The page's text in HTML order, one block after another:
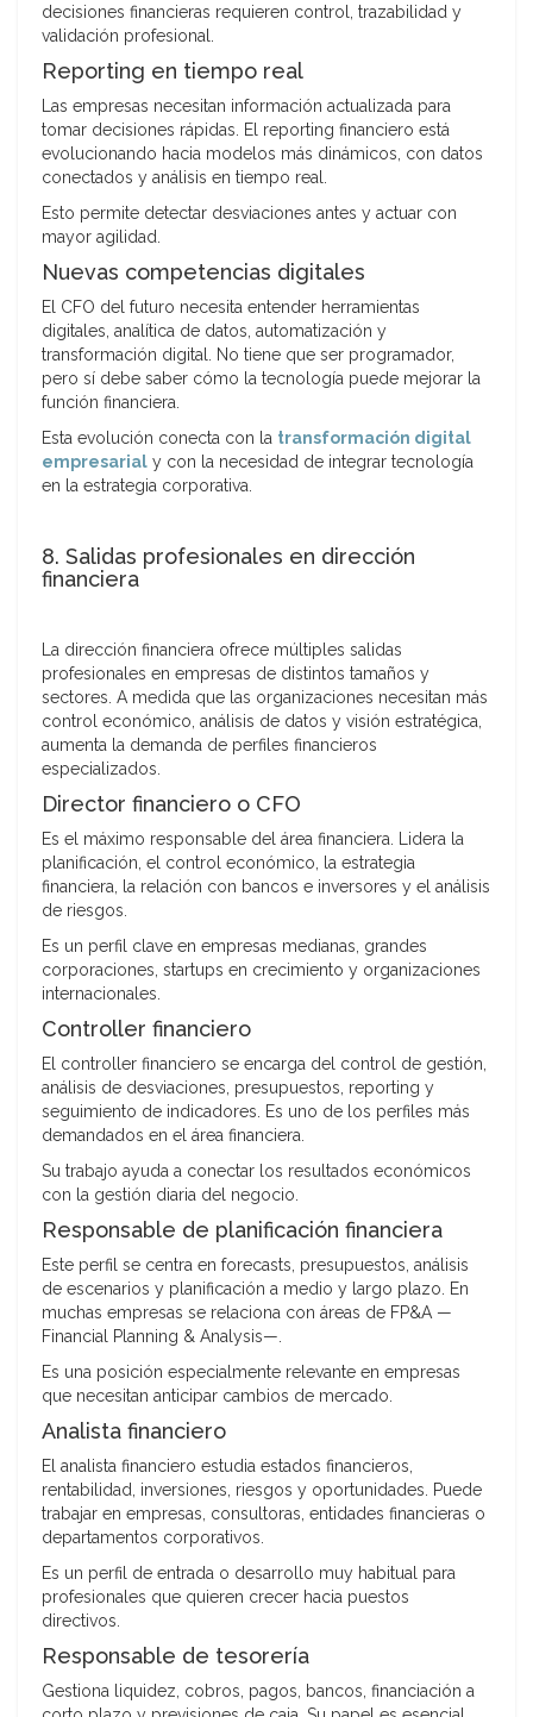
decisiones financieras requieren control, trazabilidad y
validación profesional.
Reporting en tiempo real
Las empresas necesitan información actualizada para
tomar decisiones rápidas. El reporting financiero está
evolucionando hacia modelos más dinámicos, con datos
conectados y análisis en tiempo real.
Esto permite detectar desviaciones antes y actuar con
mayor agilidad.
Nuevas competencias digitales
El CFO del futuro necesita entender herramientas
digitales, analítica de datos, automatización y
transformación digital. No tiene que ser programador,
pero sí debe saber cómo la tecnología puede mejorar la
función financiera.
Esta evolución conecta con la transformación digital
empresarial y con la necesidad de integrar tecnología
en la estrategia corporativa.
8. Salidas profesionales en dirección
financiera
La dirección financiera ofrece múltiples salidas
profesionales en empresas de distintos tamaños y
sectores. A medida que las organizaciones necesitan más
control económico, análisis de datos y visión estratégica,
aumenta la demanda de perfiles financieros
especializados.
Director financiero o CFO
Es el máximo responsable del área financiera. Lidera la
planificación, el control económico, la estrategia
financiera, la relación con bancos e inversores y el análisis
de riesgos.
Es un perfil clave en empresas medianas, grandes
corporaciones, startups en crecimiento y organizaciones
internacionales.
Controller financiero
El controller financiero se encarga del control de gestión,
análisis de desviaciones, presupuestos, reporting y
seguimiento de indicadores. Es uno de los perfiles más
demandados en el área financiera.
Su trabajo ayuda a conectar los resultados económicos
con la gestión diaria del negocio.
Responsable de planificación financiera
Este perfil se centra en forecasts, presupuestos, análisis
de escenarios y planificación a medio y largo plazo. En
muchas empresas se relaciona con áreas de FP&A —
Financial Planning & Analysis—.
Es una posición especialmente relevante en empresas
que necesitan anticipar cambios de mercado.
Analista financiero
El analista financiero estudia estados financieros,
rentabilidad, inversiones, riesgos y oportunidades. Puede
trabajar en empresas, consultoras, entidades financieras o
departamentos corporativos.
Es un perfil de entrada o desarrollo muy habitual para
profesionales que quieren crecer hacia puestos
directivos.
Responsable de tesorería
Gestiona liquidez, cobros, pagos, bancos, financiación a